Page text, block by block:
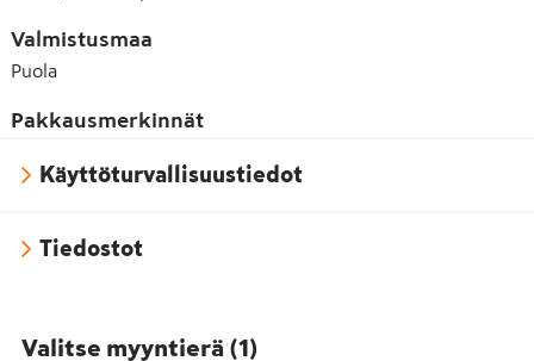
Valmistusmaa
Puola
Pakkausmerkinnät
Käyttöturvallisuustiedot
Tiedostot
Valitse myyntierä (1)